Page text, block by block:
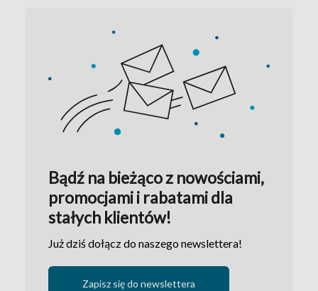
Bądź na bieżąco z nowościami,
promocjami i rabatami dla
stałych klientów!
Już dziś dołącz do naszego newslettera!
Zapisz się do newslettera